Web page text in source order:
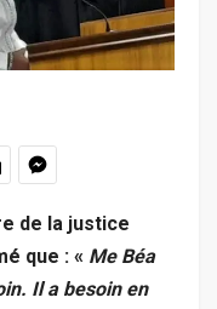
de la justice
que : « Me Béa
Il a besoin en